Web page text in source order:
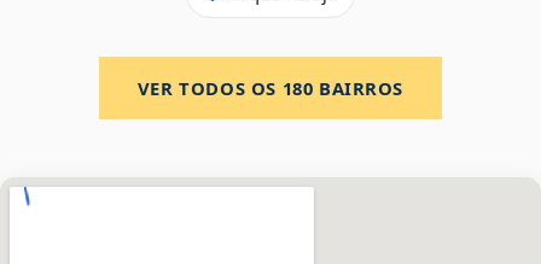
VER TODOS OS 180 BAIRROS